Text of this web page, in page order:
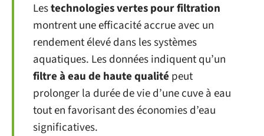
Lestechnologies vertes pour filtration
montrent une efficacité accrue avec un
rendement élevé dans les systèmes
aquatiques. Les données indiquent qu’un
filtre à eau de haute qualité peut
prolonger la durée de vie d’une cuve à eau
tout en favorisant des économies d’eau
significatives.